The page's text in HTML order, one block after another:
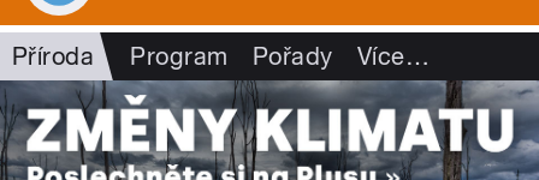
Příroda Program Pořady Více…